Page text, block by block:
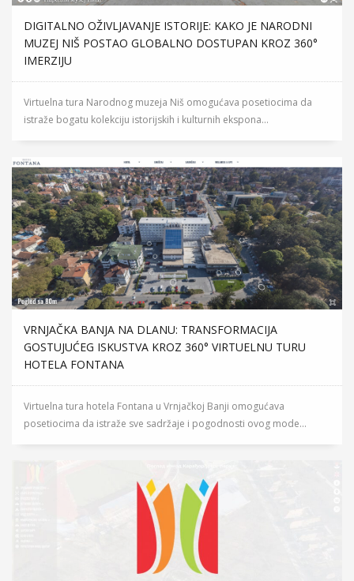
DIGITALNO OŽIVLJAVANJE ISTORIJE: KAKO JE NARODNI
MUZEJ NIŠ POSTAO GLOBALNO DOSTUPAN KROZ 360°
IMERZIJU
Virtuelna tura Narodnog muzeja Niš omogućava posetiocima da
istraže bogatu kolekciju istorijskih i kulturnih ekspona...
VRNJAČKA BANJA NA DLANU: TRANSFORMACIJA
GOSTUJUĆEG ISKUSTVA KROZ 360° VIRTUELNU TURU
HOTELA FONTANA
Virtuelna tura hotela Fontana u Vrnjačkoj Banji omogućava
posetiocima da istraže sve sadržaje i pogodnosti ovog mode...